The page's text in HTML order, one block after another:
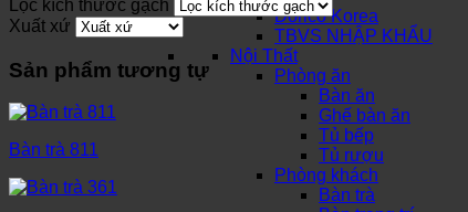
Dorico Korea
TBVS NHẬP KHẨU
Nội Thất
Phòng ăn
Bàn ăn
Ghế bàn ăn
Tủ bếp
Tủ rượu
Phòng khách
Bàn trà
Lọc kích thước gạch
Xuất xứ
Sản phẩm tương tự
Bàn trà 811